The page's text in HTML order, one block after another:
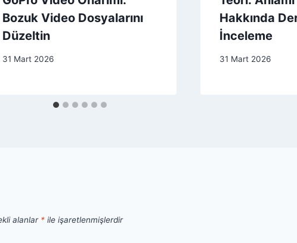
Bozuk Video Dosyalarını
Düzeltin
31 Mart 2026
Hakkında
İnceleme
31 Mart 2026
alanlar * ile işaretlenmişlerdir